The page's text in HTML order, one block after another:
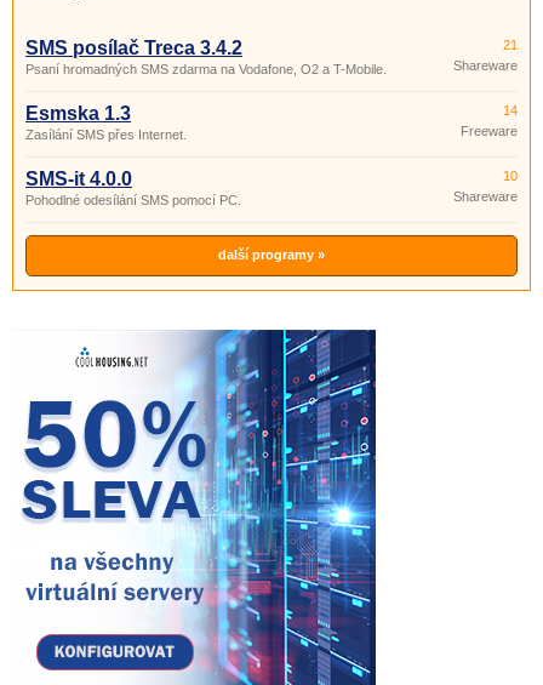
SMS posílač Treca 3.4.2
Psaní hromadných SMS zdarma na Vodafone, O2 a T-Mobile.
21
Shareware
Esmska 1.3
Zasílání SMS přes Internet.
14
Freeware
SMS-it 4.0.0
Pohodlné odesílání SMS pomocí PC.
10
Shareware
další programy »